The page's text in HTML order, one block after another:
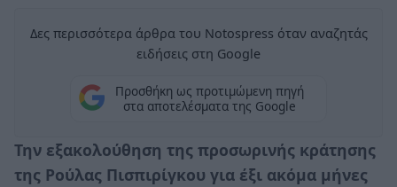
Δες περισσότερα άρθρα του Notospress όταν αναζητάς
ειδήσεις στη Google
Προσθήκη ως προτιμώμενη πηγή
στα αποτελέσματα της Google
Την εξακολούθηση της προσωρινής κράτησης
της Ρούλας Πισπιρίγκου για έξι ακόμα μήνες